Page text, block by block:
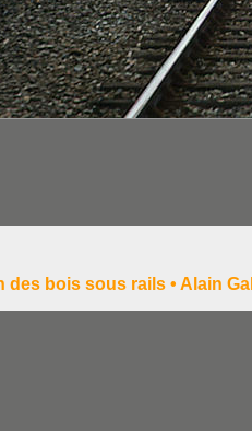
des bois sous rails • Alain